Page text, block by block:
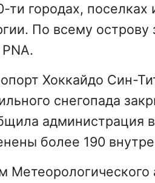
ти городах, поселках
По всему
Хоккайдо Син-
снегопада
администрация
более 190
Метеорологического